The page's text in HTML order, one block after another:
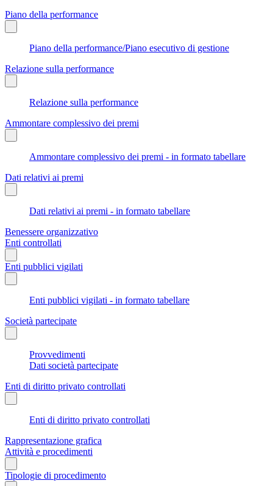
Piano della performance
Piano della performance/Piano esecutivo di gestione
Relazione sulla performance
Relazione sulla performance
Ammontare complessivo dei premi
Ammontare complessivo dei premi - in formato tabellare
Dati relativi ai premi
Dati relativi ai premi - in formato tabellare
Benessere organizzativo
Enti controllati
Enti pubblici vigilati
Enti pubblici vigilati - in formato tabellare
Società partecipate
Provvedimenti
Dati società partecipate
Enti di diritto privato controllati
Enti di diritto privato controllati
Rappresentazione grafica
Attività e procedimenti
Tipologie di procedimento